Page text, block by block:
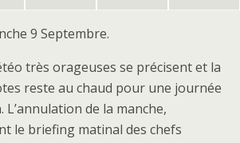
9 Septembre.
très orageuses se précisent et la
reste au chaud pour une journée
de la manche,
le briefing matinal des chefs